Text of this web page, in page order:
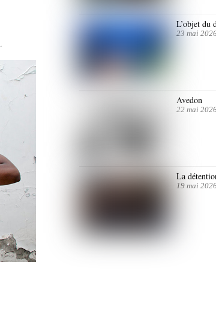
L’objet du
23 mai
Avedon
22 mai
La
19 mai